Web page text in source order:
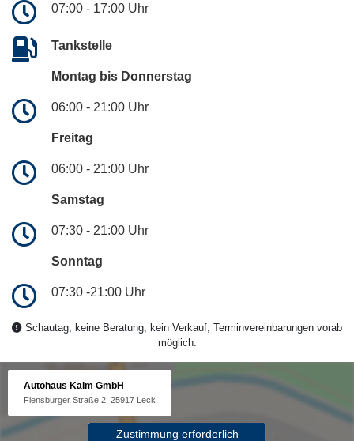
07:00 - 17:00 Uhr
Tankstelle
Montag bis Donnerstag
06:00 - 21:00 Uhr
Freitag
06:00 - 21:00 Uhr
Samstag
07:30 - 21:00 Uhr
Sonntag
07:30 -21:00 Uhr
Schautag, keine Beratung, kein Verkauf, Terminvereinbarungen vorab
möglich.
Autohaus Kaim GmbH
Flensburger Straße 2, 25917 Leck
Zustimmung erforderlich